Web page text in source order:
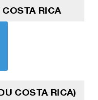
RICA
COSTA RICA)